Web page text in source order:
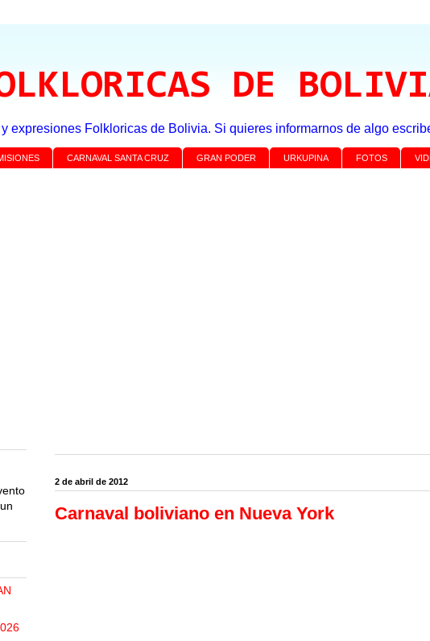
DE
expresiones Folkloricas de Bolivia. Si quieres informarnos de algo
CARNAVAL SANTA CRUZ GRAN PODER URKUPINA FOTOS
2 de abril de 2012
Carnaval boliviano en Nueva York